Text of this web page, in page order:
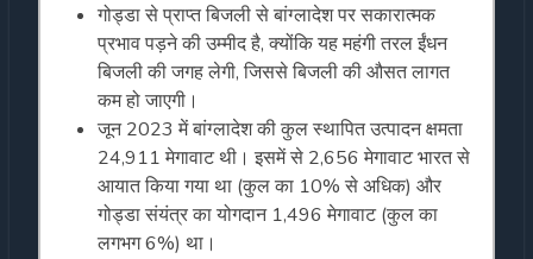
गोड्डा से प्राप्त बिजली से बांग्लादेश पर सकारात्मक
प्रभाव पड़ने की उम्मीद है, क्योंकि यह महंगी तरल ईंधन
बिजली की जगह लेगी, जिससे बिजली की औसत लागत
कम हो जाएगी।
जून 2023 में बांग्लादेश की कुल स्थापित उत्पादन क्षमता
24,911 मेगावाट थी। इसमें से 2,656 मेगावाट भारत से
आयात किया गया था (कुल का 10% से अधिक) और
गोड्डा संयंत्र का योगदान 1,496 मेगावाट (कुल का
लगभग 6%) था।